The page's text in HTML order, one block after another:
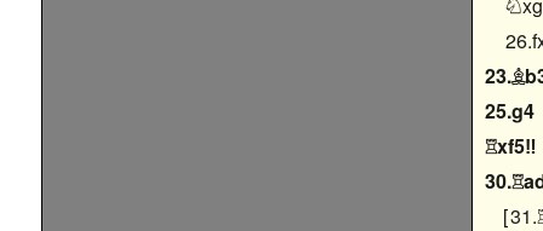

23.
25.g4
xf5‼
30.
31.